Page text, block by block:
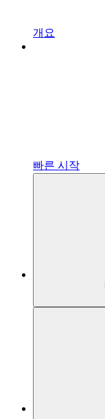
개요
빠른 시작